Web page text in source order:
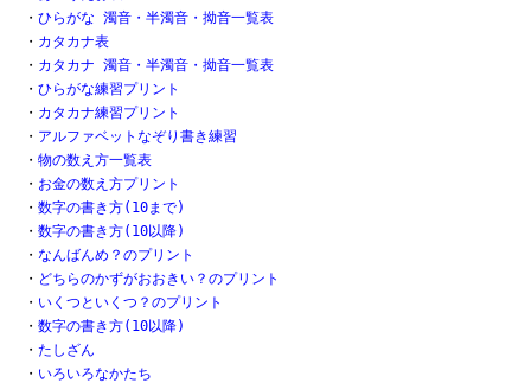
・ ひらがな 濁音・半濁音・拗音一覧表
・ カタカナ表
・ カタカナ 濁音・半濁音・拗音一覧表
・ ひらがな練習プリント
・ カタカナ練習プリント
・ アルファベットなぞり書き練習
・ 物の数え方一覧表
・ お金の数え方プリント
・ 数字の書き方(10まで)
・ 数字の書き方(10以降)
・ なんばんめ？のプリント
・ どちらのかずがおおきい？のプリント
・ いくつといくつ？のプリント
・ 数字の書き方(10以降)
・ たしざん
・ いろいろなかたち